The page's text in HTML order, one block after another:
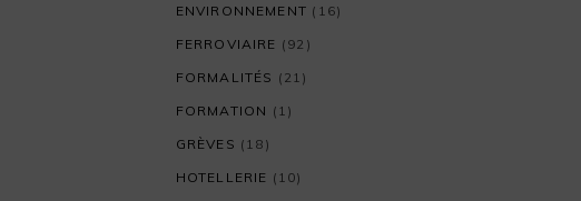
ENVIRONNEMENT (16)
FERROVIAIRE (92)
FORMALITÉS (21)
FORMATION (1)
GRÈVES (18)
HOTELLERIE (10)